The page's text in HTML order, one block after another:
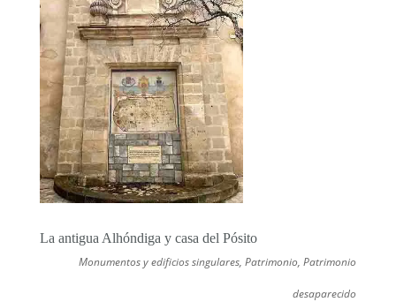
La antigua Alhóndiga y casa del Pósito
Monumentos y edificios singulares,Patrimonio,Patrimonio
desaparecido